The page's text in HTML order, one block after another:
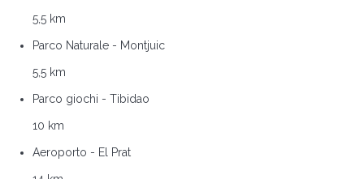
5,5 km
Parco Naturale - Montjuic
5,5 km
Parco giochi - Tibidao
10 km
Aeroporto - El Prat